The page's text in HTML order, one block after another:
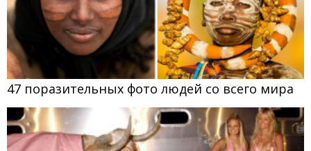
47 поразительных фото людей со всего мира